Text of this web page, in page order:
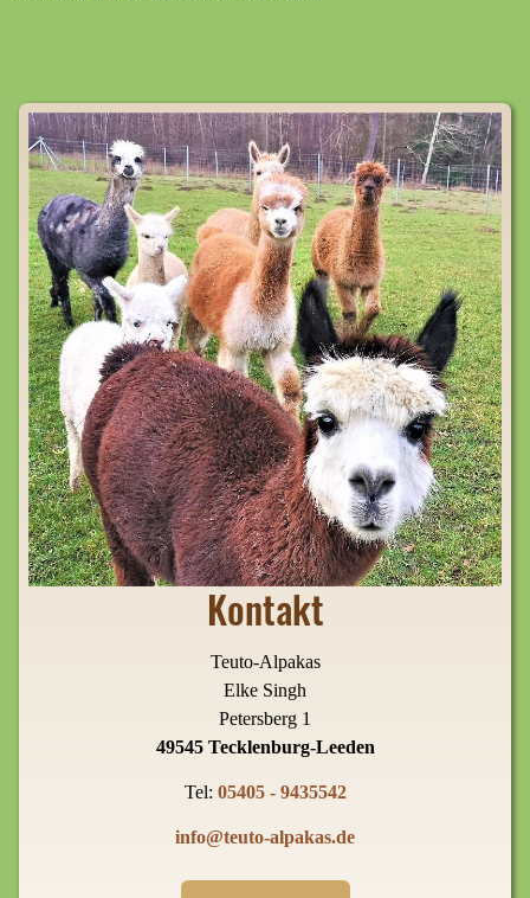
Kontakt
Teuto-Alpakas
Elke Singh
Petersberg 1
49545 Tecklenburg-Leeden
Tel: 05405 - 9435542
info@teuto-alpakas.de